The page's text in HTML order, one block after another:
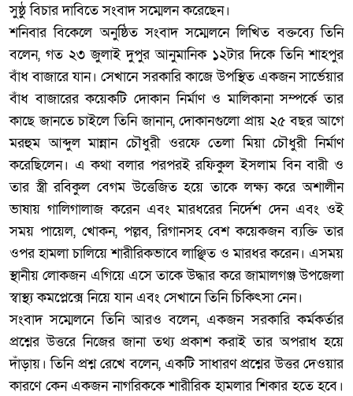
সুষ্ঠু বিচার দাবিতে সংবাদ সম্মেলন করেছেন।
‎শনিবার বিকেলে অনুষ্ঠিত সংবাদ সম্মেলনে লিখিত বক্তব্যে তিনি
বলেন, গত ২৩ জুলাই দুপুর আনুমানিক ১২টার দিকে তিনি শাহপুর
বাঁধ বাজারে যান। সেখানে সরকারি কাজে উপস্থিত একজন সার্ভেয়ার
বাঁধ বাজারের কয়েকটি দোকান নির্মাণ ও মালিকানা সম্পর্কে তার
কাছে জানতে চাইলে তিনি জানান, দোকানগুলো প্রায় ২৫ বছর আগে
মরহুম আব্দুল মান্নান চৌধুরী ওরফে তেলা মিয়া চৌধুরী নির্মাণ
করেছিলেন। এ কথা বলার পরপরই রফিকুল ইসলাম বিন বারী ও
তার স্ত্রী রবিকুল বেগম উত্তেজিত হয়ে তাকে লক্ষ্য করে অশালীন
ভাষায় গালিগালাজ করেন এবং মারধরের নির্দেশ দেন এবং ওই
সময় পায়েল, খোকন, পল্লব, রিগানসহ বেশ কয়েকজন ব্যক্তি তার
ওপর হামলা চালিয়ে শারীরিকভাবে লাঞ্ছিত ও মারধর করেন। এসময়
স্থানীয় লোকজন এগিয়ে এসে তাকে উদ্ধার করে জামালগঞ্জ উপজেলা
স্বাস্থ্য কমপ্লেক্সে নিয়ে যান এবং সেখানে তিনি চিকিৎসা নেন।
‎সংবাদ সম্মেলনে তিনি আরও বলেন, একজন সরকারি কর্মকর্তার
প্রশ্নের উত্তরে নিজের জানা তথ্য প্রকাশ করাই তার অপরাধ হয়ে
দাঁড়ায়। তিনি প্রশ্ন রেখে বলেন, একটি সাধারণ প্রশ্নের উত্তর দেওয়ার
কারণে কেন একজন নাগরিককে শারীরিক হামলার শিকার হতে হবে।